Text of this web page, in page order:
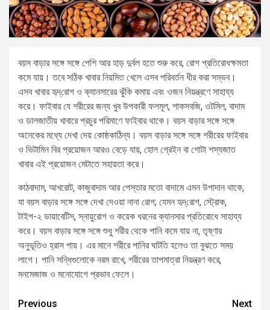
বয়স বাড়ার সঙ্গে সঙ্গে পেশি আর হাড় দুর্বল হতে শুরু করে, রোগ প্রতিরোধক্ষমতা
কমে যায়। তবে সঠিক খাবার নিয়মিত খেলে এসব পরিবর্তন ধীর করা সম্ভব।
এসব খাবার হৃদ্‌রোগ ও ক্যানসারের ঝুঁকি কমায় এবং ওজন নিয়ন্ত্রণে সাহায্য
করে। ফাইবার যে শরীরের জন্য খুব উপকারী ফলমূল, শাকসবজি, ওটমিল, বাদাম
ও ডালজাতীয় খাবারে প্রচুর পরিমাণে ফাইবার থাকে। বয়স বাড়ার সঙ্গে সঙ্গে
অনেকের মধ্যে দেখা দেয় কোষ্ঠকাঠিন্য। বয়স বাড়ার সঙ্গে সঙ্গে শরীরের ফাইবার
ও ভিটামিন বির প্রয়োজন আরও বেড়ে যায়, হোল গ্রেইন বা গোটা শস্যজাত
খাবার এই প্রয়োজন মেটাতে সহায়তা করে।
কাঠবাদাম, আখরোট, কাজুবাদাম আর পেস্তার মতো বাদামে এমন উপাদান থাকে,
যা বয়স বাড়ার সঙ্গে সঙ্গে দেখা দেওয়া নানা রোগ; যেমন হৃদ্‌রোগ, স্ট্রোক,
টাইপ-২ ডায়াবেটিস, স্নায়ুরোগ ও কয়েক ধরনের ক্যানসার প্রতিরোধে সাহায্য
করে। বয়স বাড়ার সঙ্গে সঙ্গে শুধু শরীর থেকে পানি কমে যায় না, তৃষ্ণার
অনুভূতিও হ্রাস পায়। এর মানে শরীরে পানির ঘাটতি হলেও তা বুঝতে সময়
লাগে। পানি সন্ধিগুলোকে নরম রাখে, শরীরের তাপমাত্রা নিয়ন্ত্রণ করে,
মনমেজাজ ও মনোযোগে প্রভাব ফেলে।
Previous
Next